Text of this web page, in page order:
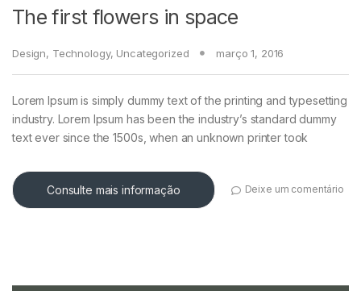
The first flowers in space
Design, Technology, Uncategorized março 1, 2016
Lorem Ipsum is simply dummy text of the printing and typesetting
industry. Lorem Ipsum has been the industry’s standard dummy
text ever since the 1500s, when an unknown printer took
Consulte mais informação Deixe um comentário